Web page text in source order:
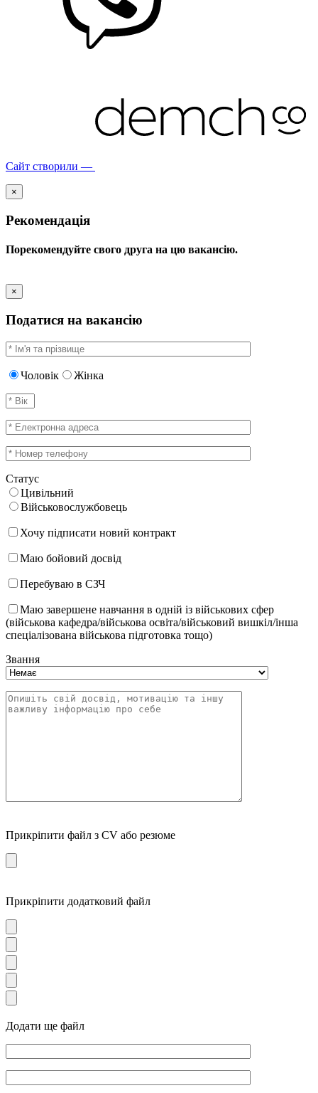
Сайт створили —
×
Рекомендація
Порекомендуйте свого друга на цю вакансію.
×
Податися на вакансію
Чоловік Жінка
Статус
Цивільний
Військовослужбовець
Хочу підписати новий контракт
Маю бойовий досвід
Перебуваю в СЗЧ
Маю завершене навчання в одній із військових сфер
(військова кафедра/військова освіта/військовий вишкіл/інша
спеціалізована військова підготовка тощо)
Звання
Прикріпити файл з CV або резюме
Прикріпити додатковий файл
Додати ще файл